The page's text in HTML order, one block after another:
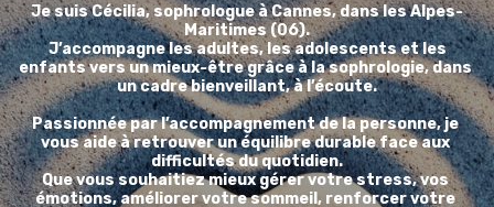
Je suis Cécilia, sophrologue à Cannes, dans les Alpes-
Maritimes (06).
J’accompagne les adultes, les adolescents et les
enfants vers un mieux-être grâce à la sophrologie, dans
un cadre bienveillant, à l’écoute.
Passionnée par l’accompagnement de la personne, je
vous aide à retrouver un équilibre durable face aux
difficultés du quotidien.
Que vous souhaitiez mieux gérer votre stress, vos
émotions, améliorer votre sommeil, renforcer votre